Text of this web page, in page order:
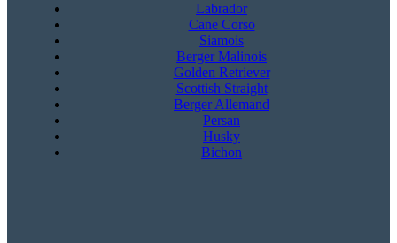
Labrador
Cane Corso
Siamois
Berger Malinois
Golden Retriever
Scottish Straight
Berger Allemand
Persan
Husky
Bichon